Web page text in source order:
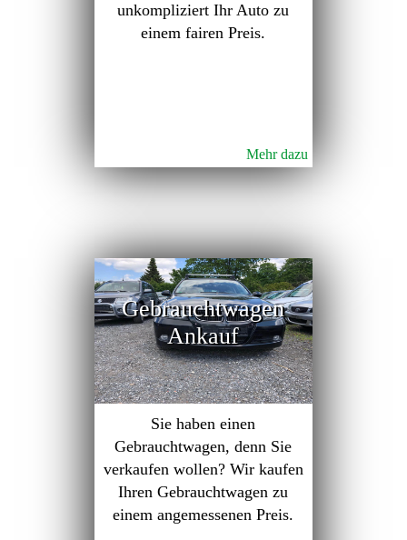
unkompliziert Ihr Auto zu
einem fairen Preis.
Mehr dazu
Gebrauchtwagen
Ankauf
Sie haben einen
Gebrauchtwagen, denn Sie
verkaufen wollen? Wir kaufen
Ihren Gebrauchtwagen zu
einem angemessenen Preis.